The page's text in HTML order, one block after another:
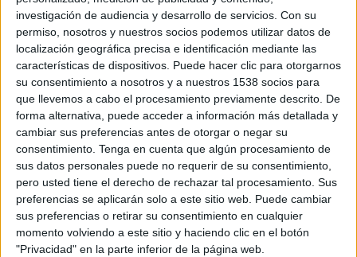
investigación de audiencia y desarrollo de servicios. Con su
permiso, nosotros y nuestros socios podemos utilizar datos de
localización geográfica precisa e identificación mediante las
características de dispositivos. Puede hacer clic para otorgarnos
su consentimiento a nosotros y a nuestros 1538 socios para
que llevemos a cabo el procesamiento previamente descrito. De
forma alternativa, puede acceder a información más detallada y
cambiar sus preferencias antes de otorgar o negar su
consentimiento. Tenga en cuenta que algún procesamiento de
sus datos personales puede no requerir de su consentimiento,
pero usted tiene el derecho de rechazar tal procesamiento. Sus
preferencias se aplicarán solo a este sitio web. Puede cambiar
sus preferencias o retirar su consentimiento en cualquier
momento volviendo a este sitio y haciendo clic en el botón
"Privacidad" en la parte inferior de la página web.
Campaña: Si tú no vas, viene Jim
Agencia: Ernest
Director creativo general: Nacho Guilló
Directora creativa ejecutiva: Tania Riera
Supervisora de marcas: Paula Parrilla
Social Creative Director: Quique Torres
Director de arte: Johny Acosta
Redactor: Samuel González
Head of Social & e-Commerce: Borja López-
Gómez
Director de PR y asuntos públicos: Chapu
Apaolaza
Productora: La Remedios
Realizador & productor: Israel Medrano